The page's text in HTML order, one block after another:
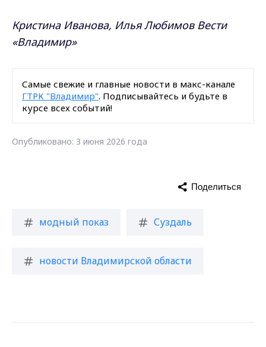
Кристина Иванова, Илья Любимов Вести
«Владимир»
Самые свежие и главные новости в макс-канале
ГТРК "Владимир". Подписывайтесь и будьте в
курсе всех событий!
Опубликовано: 3 июня 2026 года
модный показ Суздаль
новости Владимирской области
Поделиться